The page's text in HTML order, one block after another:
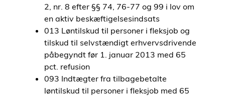
2, nr. 8 efter §§ 74, 76-77 og 99 i lov om
en aktiv beskæftigelsesindsats
013 Løntilskud til personer i fleksjob og
tilskud til selvstændigt erhvervsdrivende
påbegyndt før 1. januar 2013 med 65
pct. refusion
093 Indtægter fra tilbagebetalte
løntilskud til personer i fleksjob med 65